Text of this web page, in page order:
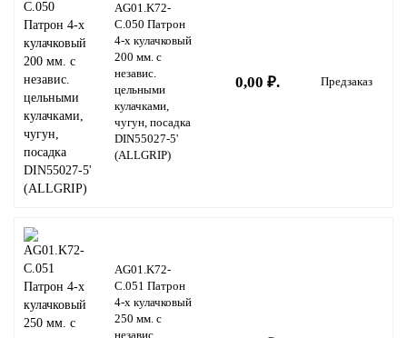
AG01.K72-
C.050 Патрон
4-х кулачковый
200 мм. с
независ.
цельными
кулачками,
чугун, посадка
DIN55027-5'
(ALLGRIP)
0,00 ₽. Предзаказ
AG01.K72-
C.051 Патрон
4-х кулачковый
250 мм. с
независ.